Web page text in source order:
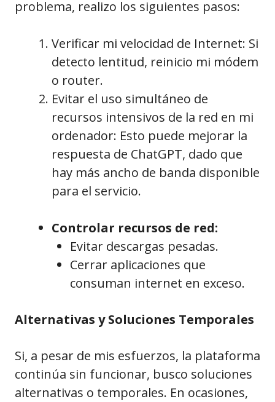
problema, realizo los siguientes pasos:
Verificar mi velocidad de Internet: Si
detecto lentitud, reinicio mi módem
o router.
Evitar el uso simultáneo de
recursos intensivos de la red en mi
ordenador: Esto puede mejorar la
respuesta de ChatGPT, dado que
hay más ancho de banda disponible
para el servicio.
Controlar recursos de red:
Evitar descargas pesadas.
Cerrar aplicaciones que
consuman internet en exceso.
Alternativas y Soluciones Temporales
Si, a pesar de mis esfuerzos, la plataforma
continúa sin funcionar, busco soluciones
alternativas o temporales. En ocasiones,